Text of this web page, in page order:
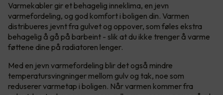
Varmekabler gir et behagelig inneklima, en jevn
varmefordeling, og god komfort i boligen din. Varmen
distribueres jevnt fra gulvet og oppover, som føles ekstra
behagelig å gå på barbeint - slik at du ikke trenger å varme
føttene dine på radiatoren lenger.
Med en jevn varmefordeling blir det også mindre
temperatursvingninger mellom gulv og tak, noe som
reduserer varmetap i boligen. Når varmen kommer fra